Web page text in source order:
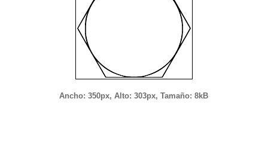
Ancho: 350px, Alto: 303px, Tamaño: 8kB